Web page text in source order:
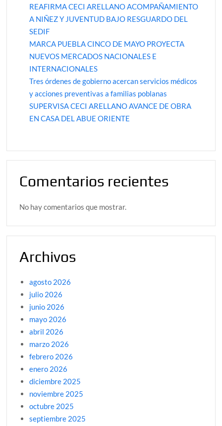
REAFIRMA CECI ARELLANO ACOMPAÑAMIENTO
A NIÑEZ Y JUVENTUD BAJO RESGUARDO DEL
SEDIF
MARCA PUEBLA CINCO DE MAYO PROYECTA
NUEVOS MERCADOS NACIONALES E
INTERNACIONALES
Tres órdenes de gobierno acercan servicios médicos
y acciones preventivas a familias poblanas
SUPERVISA CECI ARELLANO AVANCE DE OBRA
EN CASA DEL ABUE ORIENTE
Comentarios recientes
No hay comentarios que mostrar.
Archivos
agosto 2026
julio 2026
junio 2026
mayo 2026
abril 2026
marzo 2026
febrero 2026
enero 2026
diciembre 2025
noviembre 2025
octubre 2025
septiembre 2025